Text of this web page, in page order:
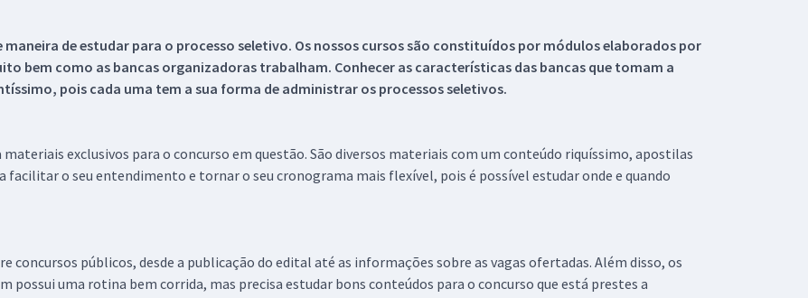
maneira de estudar para o processo seletivo. Os nossos cursos são constituídos por módulos elaborados por
bem como as bancas organizadoras trabalham. Conhecer as características das bancas que tomam a
pois cada uma tem a sua forma de administrar os processos seletivos.
materiais exclusivos para o concurso em questão. São diversos materiais com um conteúdo riquíssimo, apostilas
facilitar o seu entendimento e tornar o seu cronograma mais flexível, pois é possível estudar onde e quando
concursos públicos, desde a publicação do edital até as informações sobre as vagas ofertadas. Além disso, os
possui uma rotina bem corrida, mas precisa estudar bons conteúdos para o concurso que está prestes a